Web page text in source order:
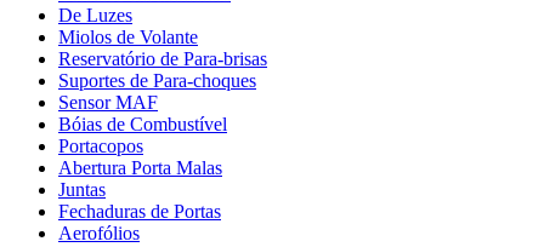
De Luzes
Miolos de Volante
Reservatório de Para-brisas
Suportes de Para-choques
Sensor MAF
Bóias de Combustível
Portacopos
Abertura Porta Malas
Juntas
Fechaduras de Portas
Aerofólios